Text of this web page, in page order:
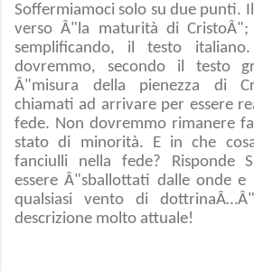
Soffermiamoci solo su due punti.
verso Â"la maturità di
semplificando, il testo
dovremmo, secondo il testo
Â"misura della pienezza di
chiamati ad arrivare per essere
fede. Non dovremmo rimanere
stato di minorità. E in che
fanciulli nella fede? Risponde
essere Â"sballottati dalle onde
qualsiasi vento di
descrizione molto attuale!